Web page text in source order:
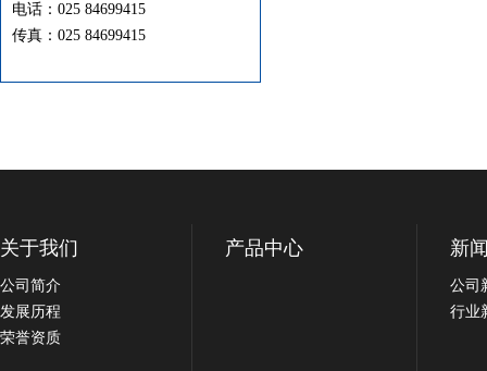
电话：025 84699415
传真：025 84699415
关于我们
公司简介
发展历程
荣誉资质
产品中心 新
公司
行业